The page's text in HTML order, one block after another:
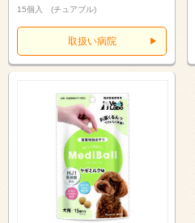
15個入 (チュアブル)
取扱い病院